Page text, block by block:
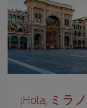
¡Hola, ミラ